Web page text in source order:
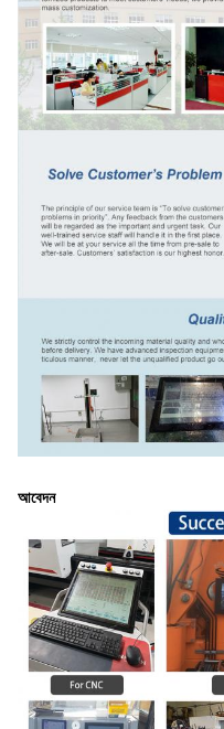
আবেদন